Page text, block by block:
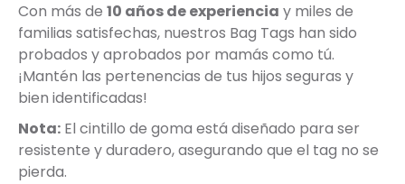
Con más de 10 años de experiencia y miles de
familias satisfechas, nuestros Bag Tags han sido
probados y aprobados por mamás como tú.
¡Mantén las pertenencias de tus hijos seguras y
bien identificadas!
Nota: El cintillo de goma está diseñado para ser
resistente y duradero, asegurando que el tag no se
pierda.